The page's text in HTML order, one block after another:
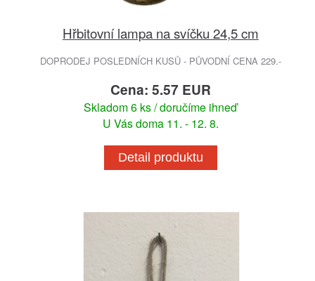
Hřbitovní lampa na svíčku 24,5 cm
DOPRODEJ POSLEDNÍCH KUSŮ - PŮVODNÍ CENA 229.-
Cena: 5.57 EUR
Skladom 6 ks / doručíme ihneď
U Vás doma 11. - 12. 8.
Detail produktu